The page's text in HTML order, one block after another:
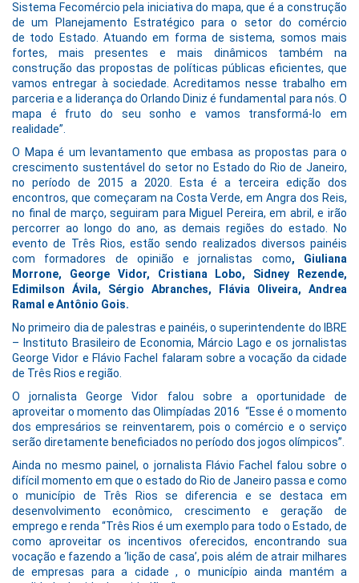
Sistema Fecomércio pela iniciativa do mapa, que é a construção
de um Planejamento Estratégico para o setor do comércio
de todo Estado. Atuando em forma de sistema, somos mais
fortes, mais presentes e mais dinâmicos também na
construção das propostas de políticas públicas eficientes, que
vamos entregar à sociedade. Acreditamos nesse trabalho em
parceria e a liderança do Orlando Diniz é fundamental para nós. O
mapa é fruto do seu sonho e vamos transformá-lo em
realidade”.
O Mapa é um levantamento que embasa as propostas para o
crescimento sustentável do setor no Estado do Rio de Janeiro,
no período de 2015 a 2020. Esta é a terceira edição dos
encontros, que começaram na Costa Verde, em Angra dos Reis,
no final de março, seguiram para Miguel Pereira, em abril, e irão
percorrer ao longo do ano, as demais regiões do estado. No
evento de Três Rios, estão sendo realizados diversos painéis
com formadores de opinião e jornalistas como, Giuliana
Morrone, George Vidor, Cristiana
Lobo, Sidney Rezende,
Edimilson Ávila, Sérgio Abranches, Flávia Oliveira, Andrea
Ramal e Antônio Gois.
No primeiro dia de palestras e painéis, o superintendente do IBRE
– Instituto Brasileiro de Economia, Márcio Lago e os jornalistas
George Vidor e Flávio Fachel falaram sobre a vocação da cidade
de Três Rios e região.
O jornalista George Vidor falou sobre a oportunidade de
aproveitar o momento das Olimpíadas 2016 “Esse é o momento
dos empresários se reinventarem, pois o comércio e o serviço
serão diretamente beneficiados no período dos jogos olímpicos”.
Ainda no mesmo painel, o jornalista Flávio Fachel falou sobre o
difícil momento em que o estado do Rio de Janeiro passa e como
o município de Três Rios se diferencia e se destaca em
desenvolvimento econômico, crescimento e geração de
emprego e renda “Três Rios é um exemplo para todo o Estado, de
como aproveitar os incentivos oferecidos, encontrando sua
vocação e fazendo a ‘lição de casa’, pois além de atrair milhares
de empresas para a cidade , o município ainda mantém a